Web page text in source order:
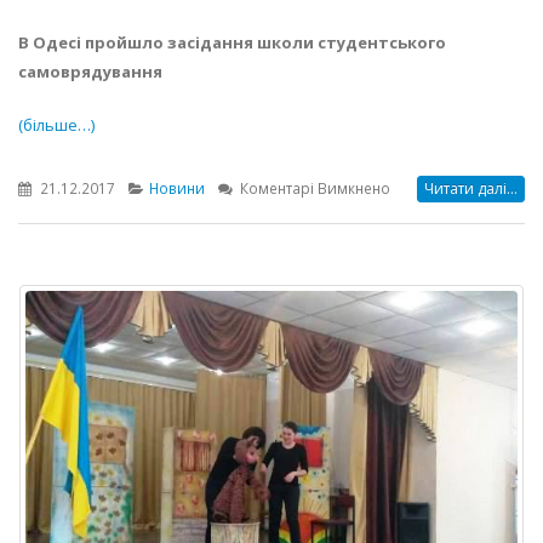
В Одесі пройшло засідання школи студентського
самоврядування
(більше…)
21.12.2017 Новини Коментарі Вимкнено Читати далі...